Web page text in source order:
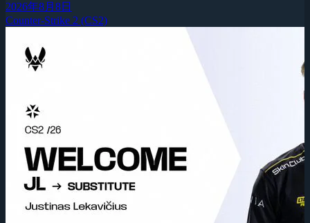
2026年8月8日
Counter-Strike 2 (CS2)